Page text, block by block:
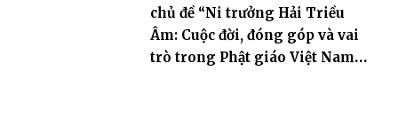
chủ đề “Ni trưởng Hải Triều
Âm: Cuộc đời, đóng góp và vai
trò trong Phật giáo Việt Nam